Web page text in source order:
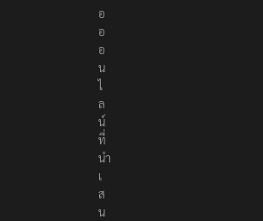
อ
อ
อ
น
ไ
ล
น์
ที่
นำ
เ
ส
น